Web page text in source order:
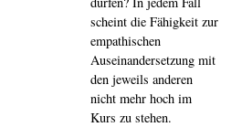
scheint die Fähigkeit zur
empathischen
Auseinandersetzung mit
den jeweils anderen
nicht mehr hoch im
Kurs zu stehen.
als ein konstruktives
Ringen um die besten
Lösungen für die
drängenden Probleme